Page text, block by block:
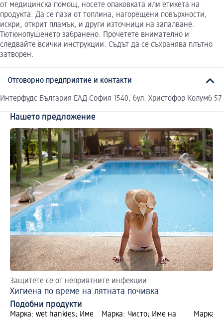
от медицинска помощ, носете опаковката или етикета на
продукта. Да се пази от топлина, нагорещени повърхности,
искри, открит пламък, и други източници на запалване.
Тютюнопушенето забранено. Прочетете внимателно и
следвайте всички инструкции. Съдът да се съхранява плътно
затворен.
Отговорно предприятие и контакти
Интерфудс България ЕАД София 1540, бул. Христофор Колумб 57
Нашето предложение
Защитете се от неприятните инфекции
Хигиена по време на лятната почивка
Подобни продукти
Марка: wet hankies; Име Марка: Чисто; Име на Марка: